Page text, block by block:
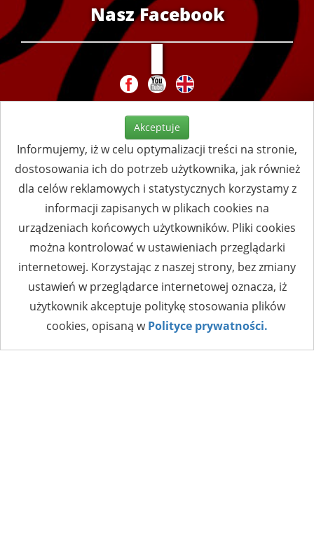
Nasz Facebook
Akceptuje
Informujemy, iż w celu optymalizacji treści na stronie,
dostosowania ich do potrzeb użytkownika, jak również
dla celów reklamowych i statystycznych korzystamy z
informacji zapisanych w plikach cookies na
urządzeniach końcowych użytkowników. Pliki cookies
można kontrolować w ustawieniach przeglądarki
internetowej. Korzystając z naszej strony, bez zmiany
ustawień w przeglądarce internetowej oznacza, iż
użytkownik akceptuje politykę stosowania plików
cookies, opisaną wPolityce prywatności.